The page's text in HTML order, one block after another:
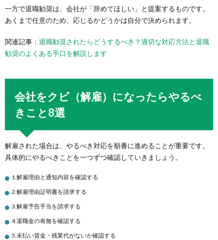
一方で退職勧奨は、会社が「辞めてほしい」と提案するものです。
あくまで任意のため、応じるかどうかは自分で決められます。
関連記事： 退職勧奨されたらどうするべき？適切な対応方法と退職
勧奨のよくある手口を解説します
会社をクビ（解雇）になったらやるべ
きこと8選
解雇された場合は、やるべき対応を順番に進めることが重要です。
具体的にやるべきことを一つずつ確認していきましょう。
1.解雇理由と通知内容を確認する
2.解雇理由証明書を請求する
3.解雇予告手当を請求する
4.退職金の有無を確認する
5.未払い賃金・残業代がないか確認する